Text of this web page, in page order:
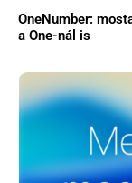
OneNumber:
a One-nál is